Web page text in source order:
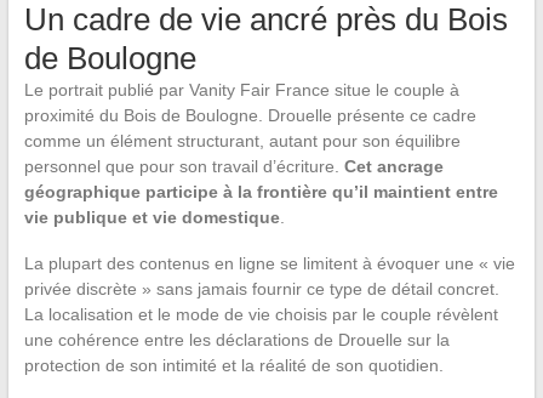
Un cadre de vie ancré près du Bois
de Boulogne
Le portrait publié par Vanity Fair France situe le couple à
proximité du Bois de Boulogne. Drouelle présente ce cadre
comme un élément structurant, autant pour son équilibre
personnel que pour son travail d’écriture. Cet ancrage
géographique participe à la frontière qu’il maintient entre
vie publique et vie domestique.
La plupart des contenus en ligne se limitent à évoquer une « vie
privée discrète » sans jamais fournir ce type de détail concret.
La localisation et le mode de vie choisis par le couple révèlent
une cohérence entre les déclarations de Drouelle sur la
protection de son intimité et la réalité de son quotidien.